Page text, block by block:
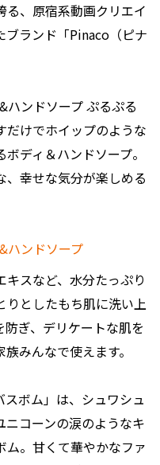
、原宿系動画クリエイ
ブランド「Pinaco（ピナ
ハンドソープ ぷるぷる
だけでホイップのような
ディ＆ハンドソープ。
、幸せな気分が楽しめる
スなど、水分たっぷり
りとしたもち肌に洗い上
ぎ、デリケートな肌を
みんなで使えます。
スボム」は、シュワシュ
コーンの涙のようなキ
ム。甘くて華やかなファ